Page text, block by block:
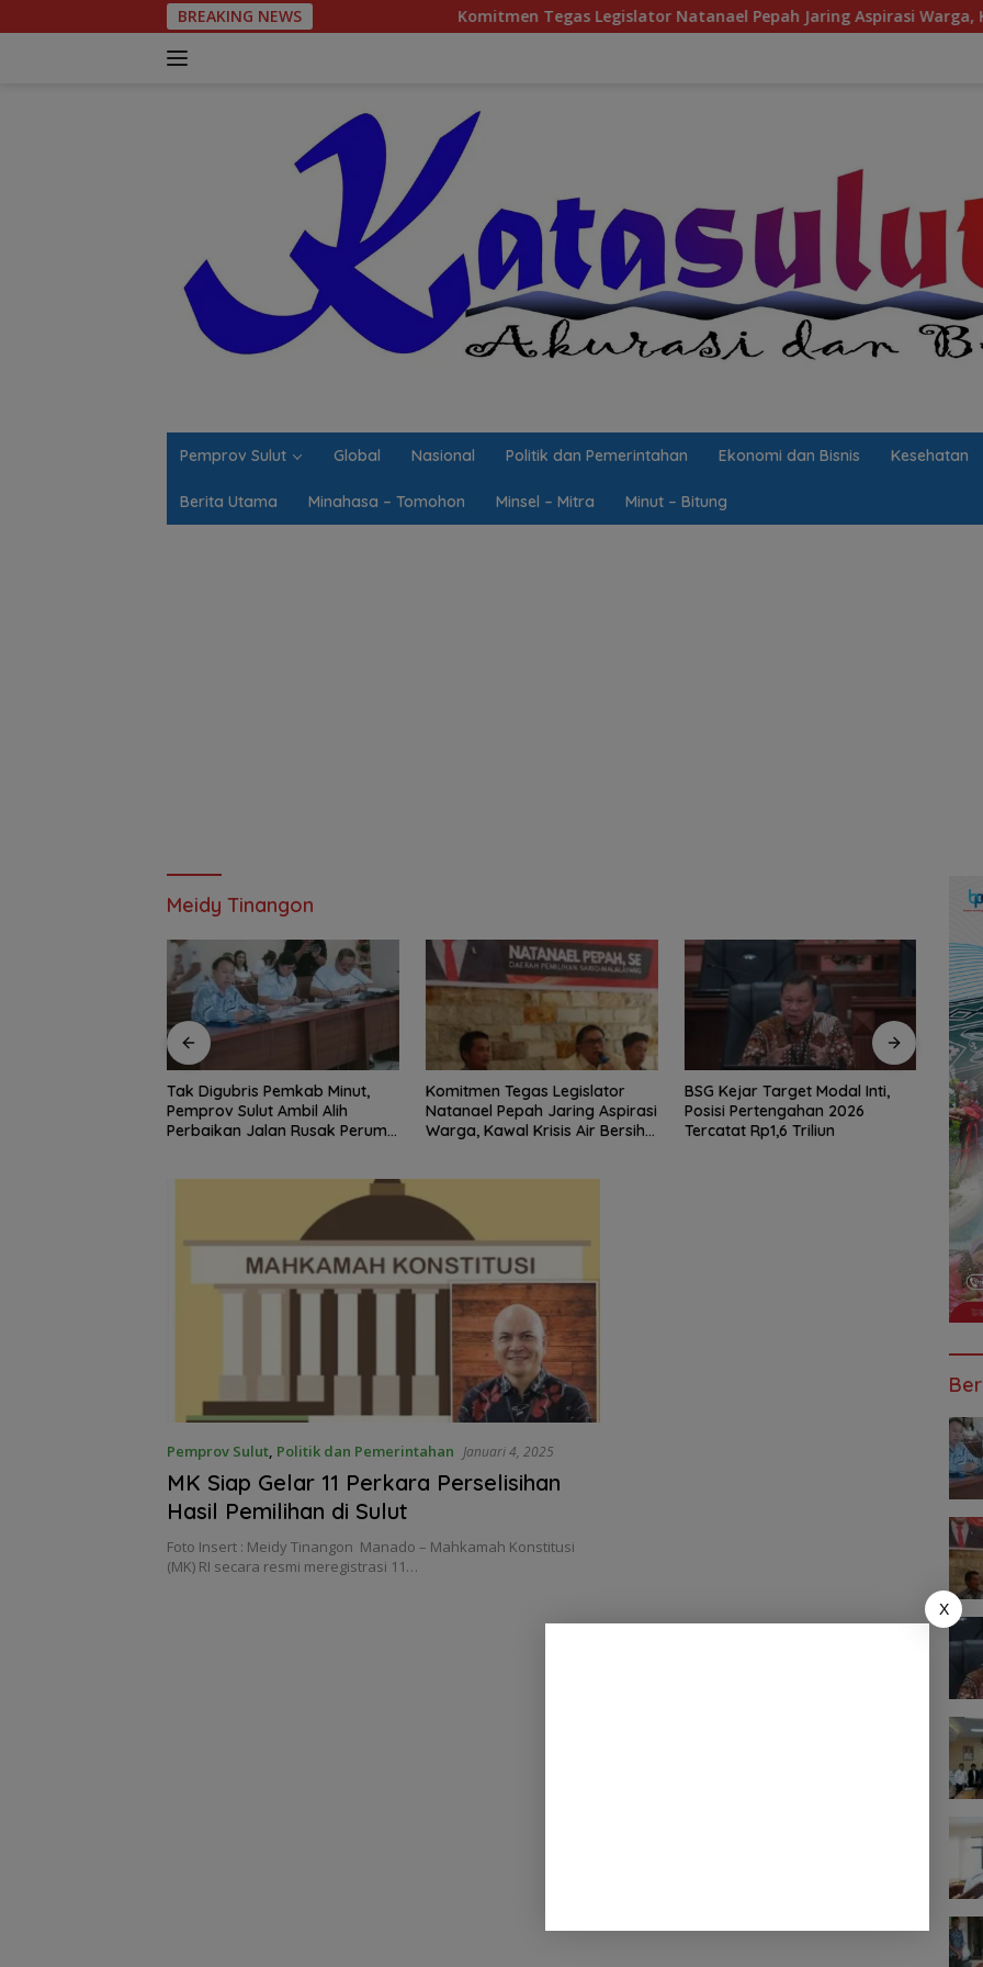
ke
BREAKING NEWS Komitmen Tegas Legislator Natanael Pepah Jaring Aspirasi Warga, Kawal Krisis Air
Pemprov Sulut Global Nasional Politik dan Pemerintahan Ekonomi dan Bisnis Kesehatan
Berita Utama Minahasa – Tomohon Minsel – Mitra Minut – Bitung
Meidy Tinangon
Komitmen Tegas Legislator
Natanael Pepah Jaring Aspirasi
Warga, Kawal Krisis Air Bersih
BSG Kejar Target Modal Inti,
Posisi Pertengahan 2026
Tercatat Rp1,6 Triliun
Jalan Berlubang Picu Macet
Parah Winangun–Pineleng,
BPJN Sulut Pastikan
Pemprov Sulut, Politik dan Pemerintahan Januari 4, 2025
MK Siap Gelar 11 Perkara Perselisihan
Hasil Pemilihan di Sulut
Foto Insert : Meidy Tinangon Manado – Mahkamah Konstitusi
(MK) RI secara resmi meregistrasi 11…
X